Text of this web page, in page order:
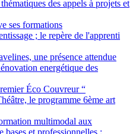
des appels à projets et
ses formations
; le repère de l'apprenti
une présence attendue
energétique des
Éco Couvreur “
le programme 6ème art
multimodal aux
bases et professionnelles :